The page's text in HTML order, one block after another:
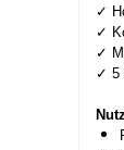
✓
✓
✓
✓ 5